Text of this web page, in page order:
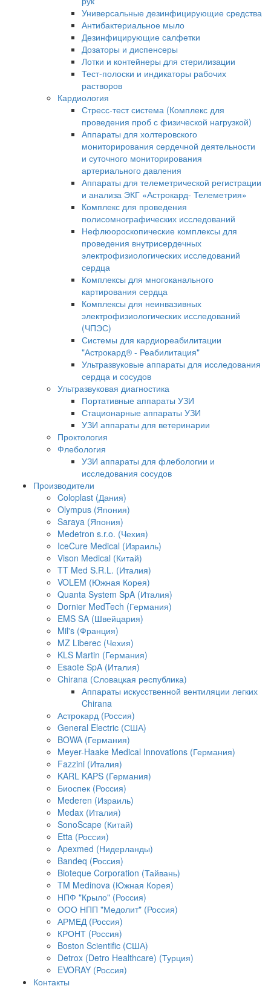
Универсальные дезинфицирующие средства
Антибактериальное мыло
Дезинфицирующие салфетки
Дозаторы и диспенсеры
Лотки и контейнеры для стерилизации
Тест-полоски и индикаторы рабочих
растворов
Кардиология
Стресс-тест система (Комплекс для
проведения проб с физической нагрузкой)
Аппараты для холтеровского
мониторирования сердечной деятельности
и суточного мониторирования
артериального давления
Аппараты для телеметрической регистрации
и анализа ЭКГ «Астрокард- Телеметрия»
Комплекс для проведения
полисомнографических исследований
Нефлюороскопические комплексы для
проведения внутрисердечных
электрофизиологических исследований
сердца
Комплексы для многоканального
картирования сердца
Комплексы для неинвазивных
электрофизиологических исследований
(ЧПЭС)
Системы для кардиореабилитации
"Астрокард® - Реабилитация"
Ультразвуковые аппараты для исследования
сердца и сосудов
Ультразвуковая диагностика
Портативные аппараты УЗИ
Стационарные аппараты УЗИ
УЗИ аппараты для ветеринарии
Проктология
Флебология
УЗИ аппараты для флебологии и
исследования сосудов
Производители
Coloplast (Дания)
Olympus (Япония)
Saraya (Япония)
Medetron s.r.o. (Чехия)
IceCure Medical (Израиль)
Vison Medical (Китай)
TT Med S.R.L. (Италия)
VOLEM (Южная Корея)
Quanta System SpA (Италия)
Dornier MedTech (Германия)
EMS SA (Швейцария)
Mil's (Франция)
MZ Liberec (Чехия)
KLS Martin (Германия)
Esaote SpA (Италия)
Chirana (Словацкая республика)
Аппараты искусственной вентиляции легких
Chirana
Астрокард (Россия)
General Electric (США)
BOWA (Германия)
Meyer-Haake Medical Innovations (Германия)
Fazzini (Италия)
KARL KAPS (Германия)
Биоспек (Россия)
Mederen (Израиль)
Medax (Италия)
SonoScape (Китай)
Etta (Россия)
Apexmed (Нидерланды)
Bandeq (Россия)
Bioteque Corporation (Тайвань)
TM Medinova (Южная Корея)
НПФ "Крыло" (Россия)
ООО НПП "Медолит" (Россия)
АРМЕД (Россия)
КРОНТ (Россия)
Boston Scientific (США)
Detrox (Detro Healthcare) (Турция)
EVORAY (Россия)
Контакты